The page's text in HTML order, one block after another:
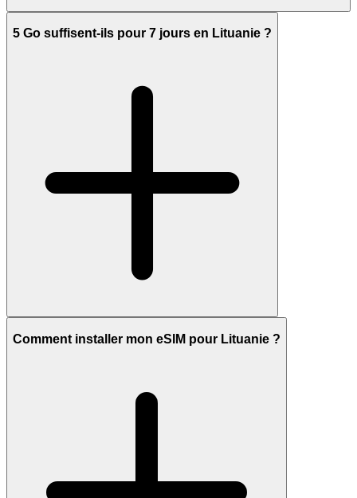
5 Go suffisent-ils pour 7 jours en Lituanie ?
Comment installer mon eSIM pour Lituanie ?